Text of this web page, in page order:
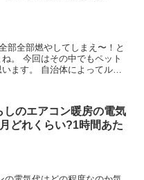
部全部燃やしてしまえ〜！と
。 今回はその中でもペット
ます。 自治体によってルー
しのエアコン暖房の電気
どれくらい?1時間あた